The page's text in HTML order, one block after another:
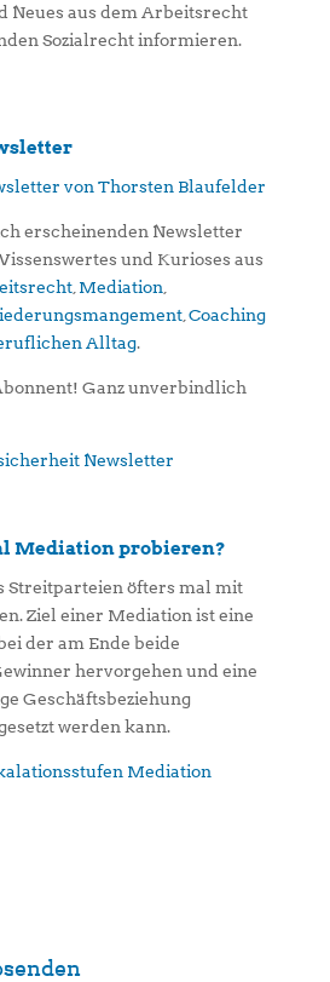
Neues aus dem Arbeitsrecht
Sozialrecht informieren.
erscheinenden Newsletter
und Kurioses aus
, Mediation
, Coaching
Alltag.
Ganz unverbindlich
Mediation probieren?
Streitparteien öfters mal mit
Ziel einer Mediation ist eine
der am Ende beide
hervorgehen und eine
Geschäftsbeziehung
werden kann.